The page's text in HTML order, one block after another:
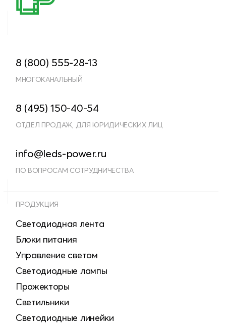
8 (800) 555-28-13
МНОГОКАНАЛЬНЫЙ
8 (495) 150-40-54
ОТДЕЛ ПРОДАЖ, ДЛЯ ЮРИДИЧЕСКИХ ЛИЦ
info@leds-power.ru
ПО ВОПРОСАМ СОТРУДНИЧЕСТВА
ПРОДУКЦИЯ
Светодиодная лента
Блоки питания
Управление светом
Светодиодные лампы
Прожекторы
Светильники
Светодиодные линейки